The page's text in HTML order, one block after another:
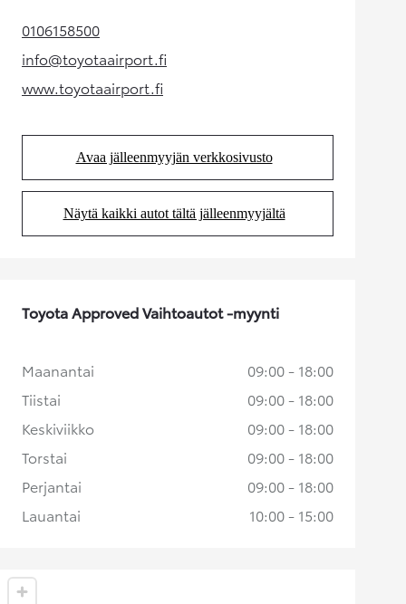
0106158500(Aukeaa uudessa välilehdessä)
info@toyotaairport.fi(Aukeaa uudessa välilehdessä)
www.toyotaairport.fi(Aukeaa uudessa välilehdessä)
Avaa jälleenmyyjän verkkosivusto
(Aukeaa uudessa välilehdessä)
Näytä kaikki autot tältä jälleenmyyjältä
(Aukeaa uudessa välilehdessä)
Toyota Approved Vaihtoautot -myynti
Maanantai
09:00 - 18:00
Tiistai
09:00 - 18:00
Keskiviikko
09:00 - 18:00
Torstai
09:00 - 18:00
Perjantai
09:00 - 18:00
Lauantai
10:00 - 15:00